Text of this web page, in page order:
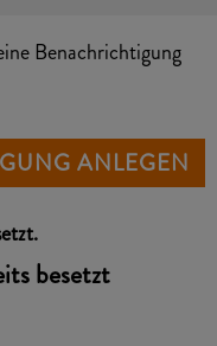
Benachrichtigung
ANLEGEN
besetzt